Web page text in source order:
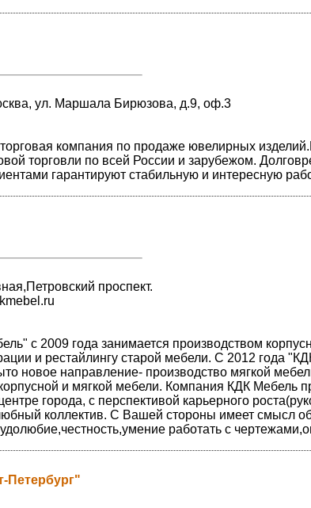
ул. Маршала Бирюзова, д.9, оф.3
компания по продаже ювелирных
торговли по всей России и зарубежом.
гарантируют стабильную и интересную
проспект.
с 2009 года занимается производством
и рестайлингу старой мебели. С 2012 года
новое направление- производство мягкой
и мягкой мебели. Компания КДК Мебель
города, с перспективой карьерного
коллектив. С Вашей стороны имеет смысл
работать с
Петербург"